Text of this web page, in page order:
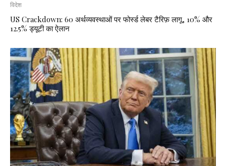
विदेश
US Crackdown: 60 अर्थव्यवस्थाओं पर फोर्स्ड लेबर टैरिफ़ लागू, 10% और
12.5% ड्यूटी का ऐलान